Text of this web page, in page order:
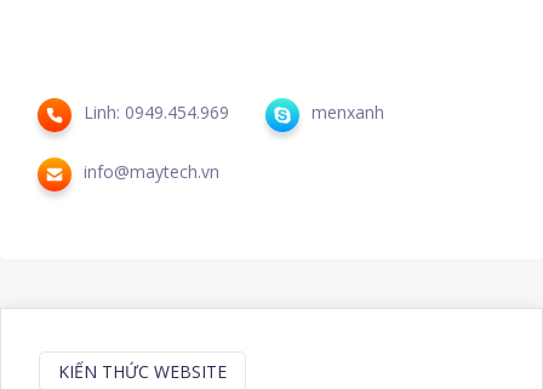
Linh: 0949.454.969 menxanh
info@maytech.vn
KIẾN THỨC WEBSITE